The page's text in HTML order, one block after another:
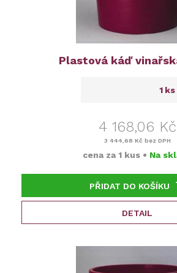
Plastová káď
ks
4 168,06 Kč
3 444,68 Kč bez DPH
cena za 1 kus • Na
PŘIDAT DO KOŠÍKU
DETAIL